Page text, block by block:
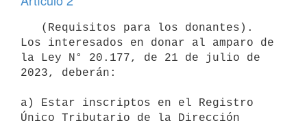
Los interesados en donar al amparo de
la Ley N° 20.177, de 21 de julio de
2023, deberán:
a) Estar inscriptos en el Registro
Único Tributario de la Dirección